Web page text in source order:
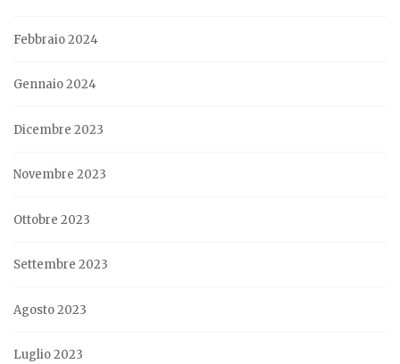
Febbraio 2024
Gennaio 2024
Dicembre 2023
Novembre 2023
Ottobre 2023
Settembre 2023
Agosto 2023
Luglio 2023